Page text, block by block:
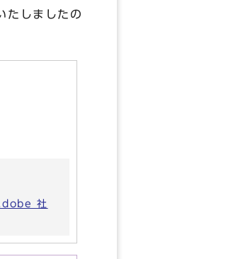
たしましたの
社